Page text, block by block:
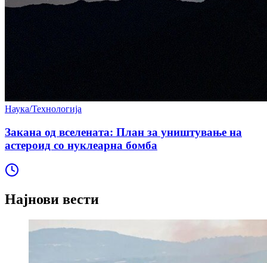
Наука/Технологија
Закана од вселената: План за уништување на
астероид со нуклеарна бомба
Најнови вести